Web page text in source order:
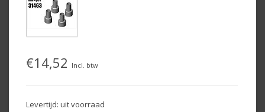
€14,52 Incl. btw
Levertijd: uit voorraad